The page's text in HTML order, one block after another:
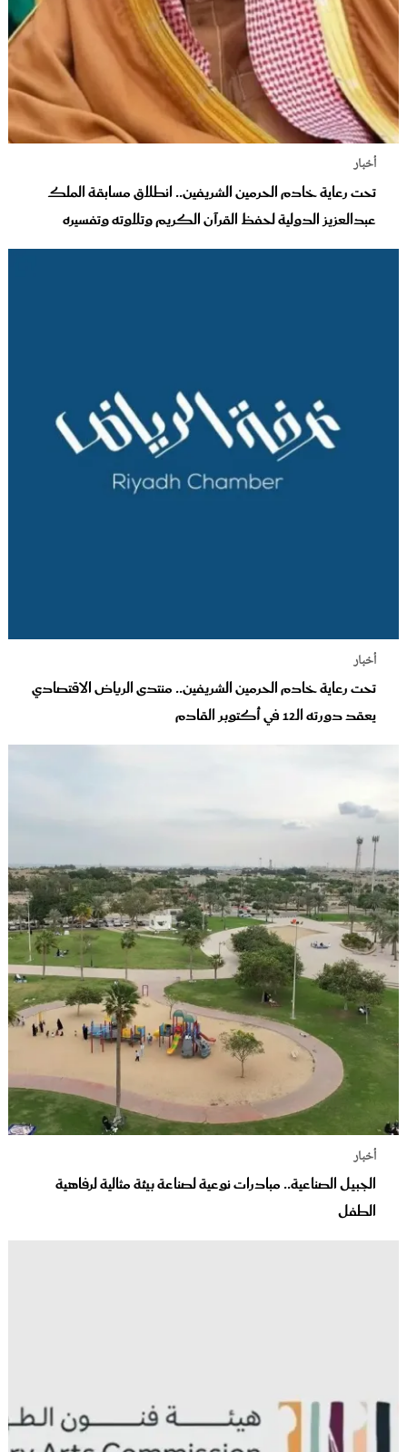
أخبار
تحت رعاية خادم الحرمين الشريفين.. انطلاق مسابقة الملك
عبدالعزيز الدولية لحفظ القرآن الكريم وتلاوته وتفسيره
أخبار
تحت رعاية خادم الحرمين الشريفين.. منتدى الرياض الاقتصادي
يعقد دورته الـ12 في أكتوبر القادم
أخبار
الجبيل الصناعية.. مبادرات نوعية لصناعة بيئة مثالية لرفاهية
الطفل